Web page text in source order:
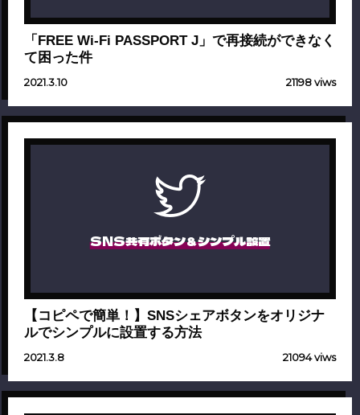
「FREE Wi-Fi PASSPORT J」で再接続ができなく
て困った件
2021.3.10 21198 viws
SNS共有ボタン＆シンプル設置
【コピペで簡単！】SNSシェアボタンをオリジナ
ルでシンプルに設置する方法
2021.3.8 21094 viws